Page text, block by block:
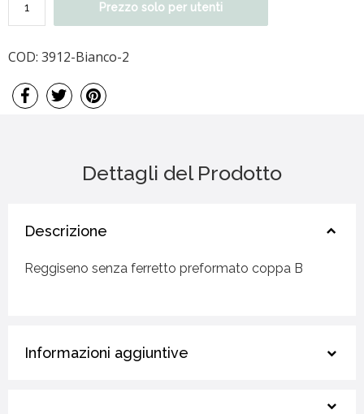
Prezzo solo per utenti
COD: 3912-Bianco-2
Dettagli del Prodotto
Descrizione
Reggiseno senza ferretto preformato coppa B
Informazioni aggiuntive